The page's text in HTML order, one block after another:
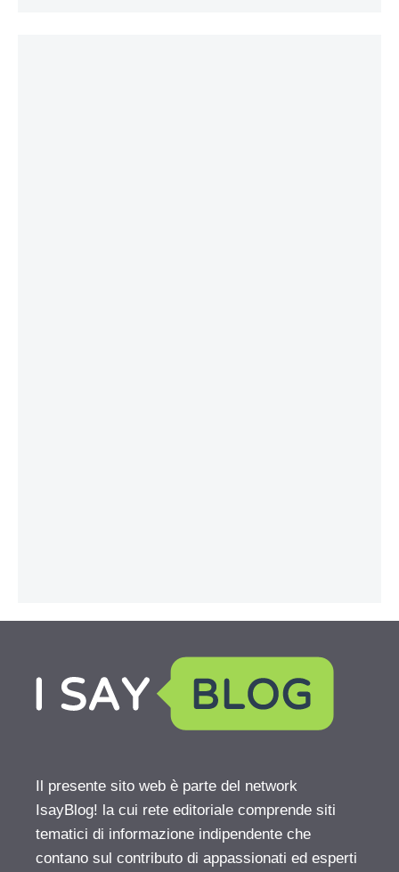
Il presente sito web è parte del network
IsayBlog! la cui rete editoriale comprende siti
tematici di informazione indipendente che
contano sul contributo di appassionati ed esperti